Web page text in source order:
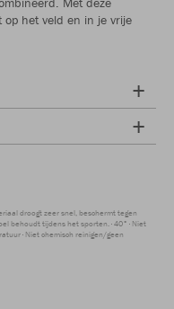
het veld en in je vrije
droogt zeer snel, beschermt tegen
behoudt tijdens het sporten. 40° Niet
Niet chemisch reinigen/geen